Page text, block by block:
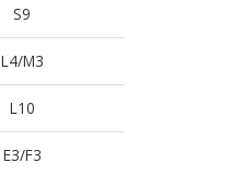
S9
L4/M3
L10
E3/F3